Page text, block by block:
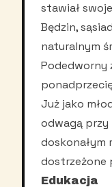
stawiał
Będzin,
naturalnym
Podedworny
Już jako
odwagą przy
doskonałym
dostrzeżone
Edukacja